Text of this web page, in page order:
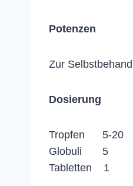
Potenzen
Zur
Dosierung
Tropfen 5-20
Globuli 5
Tabletten 1